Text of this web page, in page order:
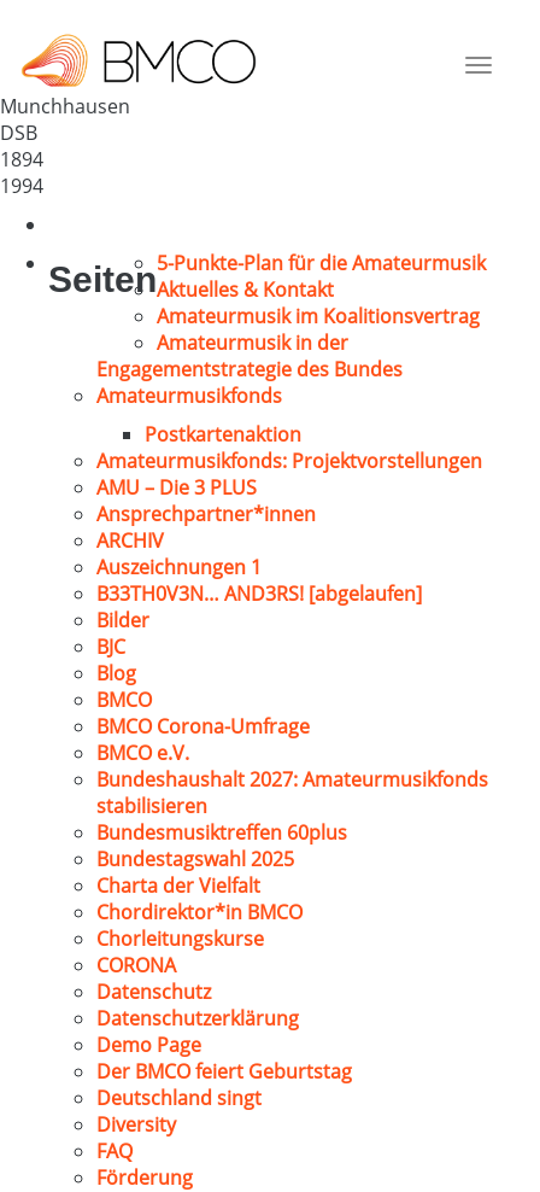
Toggle
Deutschland
35117
Munchhausen
DSB
1894
1994
Seiten5-Punkte-Plan für die Amateurmusik
Aktuelles & Kontakt
Amateurmusik im Koalitionsvertrag
Amateurmusik in der
Engagementstrategie des Bundes
Amateurmusikfonds
Postkartenaktion
Amateurmusikfonds: Projektvorstellungen
AMU – Die 3 PLUS
Ansprechpartner*innen
ARCHIV
Auszeichnungen 1
B33TH0V3N… AND3RS! [abgelaufen]
Bilder
BJC
Blog
BMCO
BMCO Corona-Umfrage
BMCO e.V.
Bundeshaushalt 2027: Amateurmusikfonds
stabilisieren
Bundesmusiktreffen 60plus
Bundestagswahl 2025
Charta der Vielfalt
Chordirektor*in BMCO
Chorleitungskurse
CORONA
Datenschutz
Datenschutzerklärung
Demo Page
Der BMCO feiert Geburtstag
Deutschland singt
Diversity
FAQ
Förderung